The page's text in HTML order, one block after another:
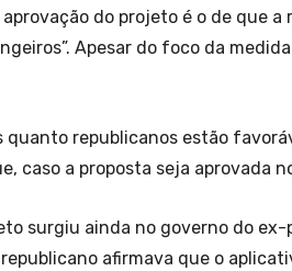
do projeto é o de que a
Apesar do foco da
quanto republicanos estão
caso a proposta seja aprovada
surgiu ainda no governo do
republicano afirmava que o